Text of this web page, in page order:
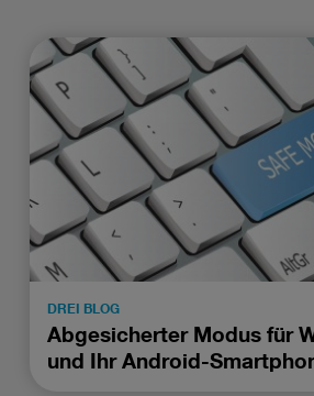
DREI BLOG
Abgesicherter Modus für
und Ihr Android-